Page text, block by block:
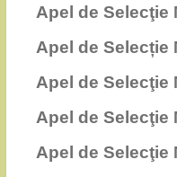
Apel de Selecţie
Apel de Selecție
Apel de Selecţie
Apel de Selecţie
Apel de Selecţie